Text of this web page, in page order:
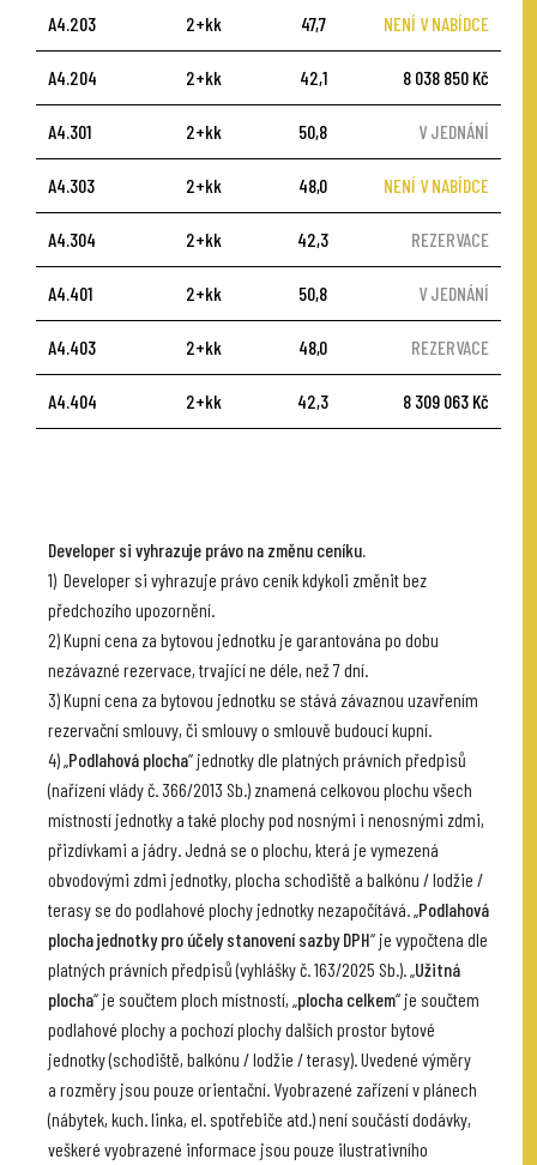
A4.203 2+kk 47,7 NENÍ V NABÍDCE
A4.204 2+kk 42,1 8 038 850 Kč
A4.301 2+kk 50,8 V JEDNÁNÍ
A4.303 2+kk 48,0 NENÍ V NABÍDCE
A4.304 2+kk 42,3 REZERVACE
A4.401 2+kk 50,8 V JEDNÁNÍ
A4.403 2+kk 48,0 REZERVACE
A4.404 2+kk 42,3 8 309 063 Kč
Developer si vyhrazuje právo na změnu ceníku.
1) Developer si vyhrazuje právo ceník kdykoli změnit bez
předchozího upozornění.
2) Kupní cena za bytovou jednotku je garantována po dobu
nezávazné rezervace, trvající ne déle, než 7 dní.
3) Kupní cena za bytovou jednotku se stává závaznou uzavřením
rezervační smlouvy, či smlouvy o smlouvě budoucí kupní.
4) „Podlahová plocha“ jednotky dle platných právních předpisů
(nařízení vlády č. 366/2013 Sb.) znamená celkovou plochu všech
místností jednotky a také plochy pod nosnými i nenosnými zdmi,
přizdívkami a jádry. Jedná se o plochu, která je vymezená
obvodovými zdmi jednotky, plocha schodiště a balkónu / lodžie /
terasy se do podlahové plochy jednotky nezapočítává. „Podlahová
plocha jednotky pro účely stanovení sazby DPH“ je vypočtena dle
platných právních předpisů (vyhlášky č. 163/2025 Sb.). „Užitná
plocha“ je součtem ploch místností, „plocha celkem“ je součtem
podlahové plochy a pochozí plochy dalších prostor bytové
jednotky (schodiště, balkónu / lodžie / terasy). Uvedené výměry
a rozměry jsou pouze orientační. Vyobrazené zařízení v plánech
(nábytek, kuch. linka, el. spotřebiče atd.) není součástí dodávky,
veškeré vyobrazené informace jsou pouze ilustrativního